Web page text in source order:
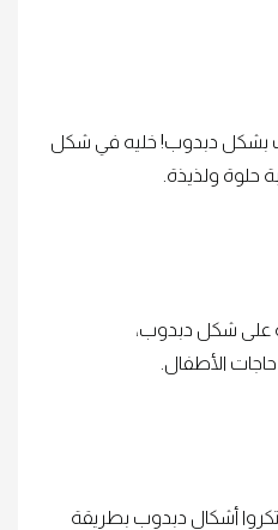
بشكل دبدوب! خليه في شكل
ولذيذة.
شكل دبدوب،
الأطفال.
أشكال دبدوب بطريقة